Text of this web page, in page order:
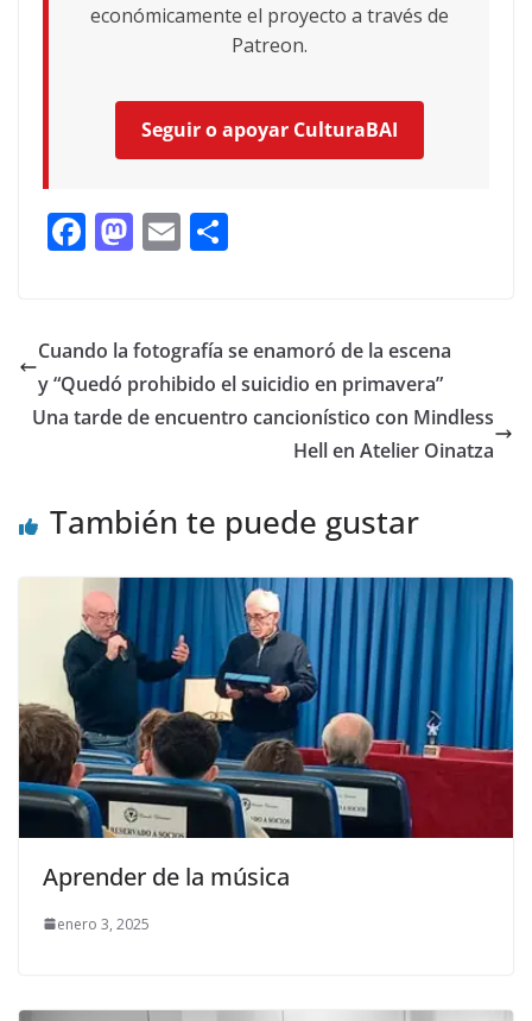
económicamente el proyecto a través de
Patreon.
Seguir o apoyar CulturaBAI
F
b
o
o
M
d
o
n
E
l p
ar
ti
Cuando la fotografía se enamoró de la escena
y “Quedó prohibido el suicidio en primavera”
Una tarde de encuentro cancionístico con Mindless
Hell en Atelier Oinatza
También te puede gustar
Aprender de la música
enero 3, 2025